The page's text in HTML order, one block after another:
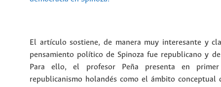
El artículo sostiene, de manera muy interesante y
pensamiento político de Spinoza fue republicano y
Para ello, el profesor Peña presenta en
republicanismo holandés como el ámbito conceptual